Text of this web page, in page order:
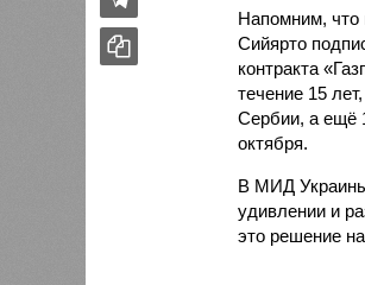
Напомним, что
Сийярто
контракта
течение 15
Сербии, а ещё
октября.
В МИД Украины
удивлении и
это решение